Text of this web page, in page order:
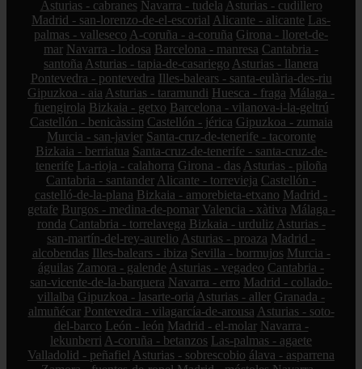
Asturias - cabranes Navarra - tudela Asturias - cudillero
Madrid - san-lorenzo-de-el-escorial Alicante - alicante Las-
palmas - valleseco A-coruña - a-coruña Girona - lloret-de-
mar Navarra - lodosa Barcelona - manresa Cantabria -
santoña Asturias - tapia-de-casariego Asturias - llanera
Pontevedra - pontevedra Illes-balears - santa-eulària-des-riu
Gipuzkoa - aia Asturias - taramundi Huesca - fraga Málaga -
fuengirola Bizkaia - getxo Barcelona - vilanova-i-la-geltrú
Castellón - benicàssim Castellón - jérica Gipuzkoa - zumaia
Murcia - san-javier Santa-cruz-de-tenerife - tacoronte
Bizkaia - berriatua Santa-cruz-de-tenerife - santa-cruz-de-
tenerife La-rioja - calahorra Girona - das Asturias - piloña
Cantabria - santander Alicante - torrevieja Castellón -
castelló-de-la-plana Bizkaia - amorebieta-etxano Madrid -
getafe Burgos - medina-de-pomar Valencia - xàtiva Málaga -
ronda Cantabria - torrelavega Bizkaia - urduliz Asturias -
san-martín-del-rey-aurelio Asturias - proaza Madrid -
alcobendas Illes-balears - ibiza Sevilla - bormujos Murcia -
águilas Zamora - galende Asturias - vegadeo Cantabria -
san-vicente-de-la-barquera Navarra - erro Madrid - collado-
villalba Gipuzkoa - lasarte-oria Asturias - aller Granada -
almuñécar Pontevedra - vilagarcía-de-arousa Asturias - soto-
del-barco León - león Madrid - el-molar Navarra -
lekunberri A-coruña - betanzos Las-palmas - agaete
Valladolid - peñafiel Asturias - sobrescobio álava - asparrena